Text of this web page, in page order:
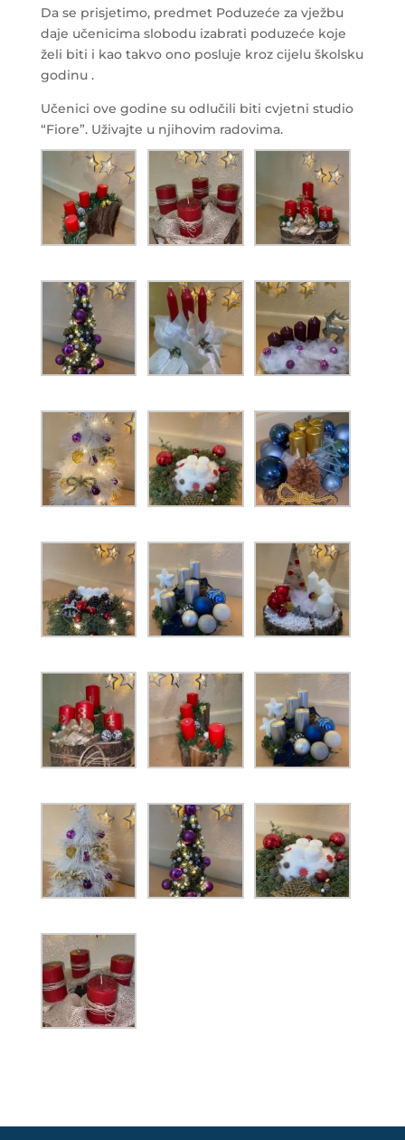
Da se prisjetimo, predmet Poduzeće za vježbu
daje učenicima slobodu izabrati poduzeće koje
želi biti i kao takvo ono posluje kroz cijelu školsku
godinu .
Učenici ove godine su odlučili biti cvjetni studio
“Fiore”. Uživajte u njihovim radovima.